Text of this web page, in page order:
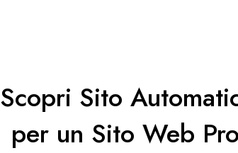
Scopri Sito
per un Sito Web